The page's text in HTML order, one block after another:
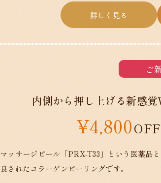
詳しく見る
ご
内側から押し上げる新感
¥4,800
マッサージピール「PRX-T33」という医薬品
良されたコラーゲンピーリングです。